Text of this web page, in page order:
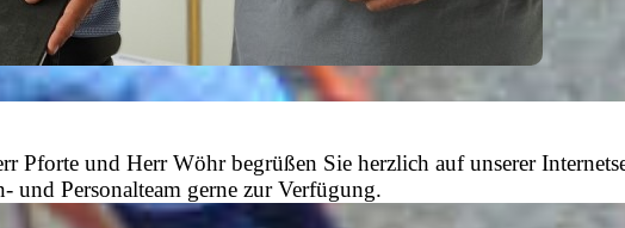
und Herr Wöhr begrüßen Sie herzlich auf unserer
und Personalteam gerne zur Verfügung.